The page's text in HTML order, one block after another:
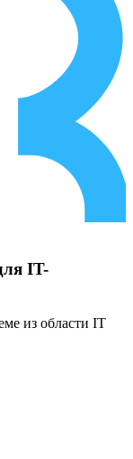
IT-
из области IT